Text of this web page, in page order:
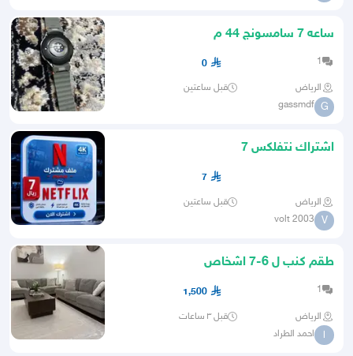
ساعه 7 سامسونج 44 م
1
0
الرياض قبل ساعتين
G
gassmdf
اشتراك نتفلكس 7
7
الرياض قبل ساعتين
V
volt 2003
طقم كنب ل 6-7 اشخاص
1
1,500
الرياض قبل ٣ ساعات
ا احمد الطراد